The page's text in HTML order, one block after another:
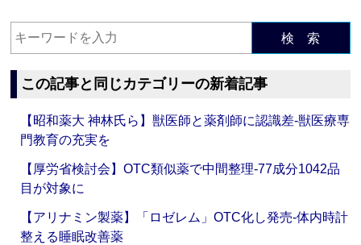
検 索
この記事と同じカテゴリーの新着記事
【昭和薬大 神林氏ら】獣医師と薬剤師に認識差‐獣医療専
門教育の充実を
【厚労省検討会】OTC類似薬で中間整理‐77成分1042品
目が対象に
【アリナミン製薬】「ロゼレム」OTC化し発売‐体内時計
整える睡眠改善薬